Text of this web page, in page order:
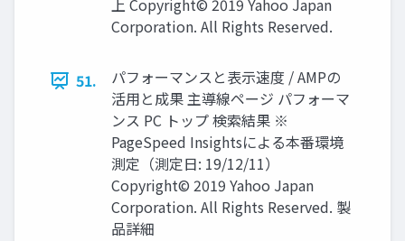
上 Copyright© 2019 Yahoo Japan
Corporation. All Rights Reserved.
51.
パフォーマンスと表示速度 / AMPの
活用と成果 主導線ページ パフォーマ
ンス PC トップ 検索結果 ※
PageSpeed Insightsによる本番環境
測定（測定日: 19/12/11）
Copyright© 2019 Yahoo Japan
Corporation. All Rights Reserved. 製
品詳細